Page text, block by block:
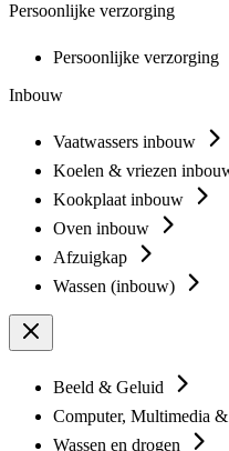
Persoonlijke verzorging
Persoonlijke verzorging
Inbouw
Vaatwassers inbouw
Koelen & vriezen
Kookplaat inbouw
Oven inbouw
Afzuigkap
Wassen (inbouw)
Beeld & Geluid
Computer, Multimedia
Wassen en drogen